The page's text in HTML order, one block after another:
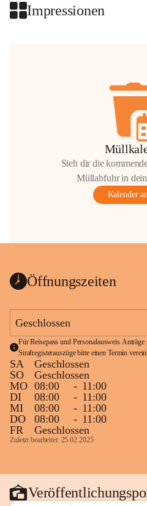
Impressionen
Sieh dir die
Müllabfuhr in
Kalender
Öffnungszeiten
Geschlossen
Für Reisepass und Personalausweis
Strafregisterauszüge bitte einen Termin
SA
Geschlossen
SO
Geschlossen
MO 08:00 - 11:00
DI
08:00 - 11:00
MI
08:00 - 11:00
DO
08:00 - 11:00
FR
Geschlossen
Zuletzt bearbeitet: 25.02.2025